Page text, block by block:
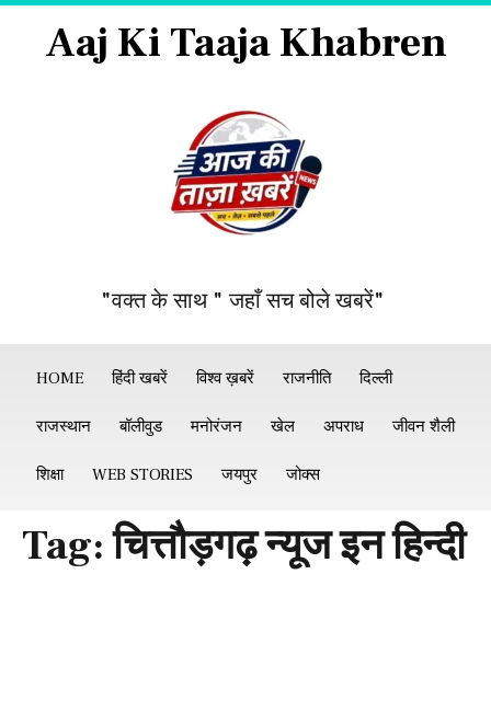
Aaj Ki Taaja Khabren
"वक्त के साथ " जहाँ सच बोले खबरें"
HOME हिंदी खबरें विश्व ख़बरें राजनीति दिल्ली
राजस्थान बॉलीवुड मनोरंजन खेल अपराध जीवन शैली
शिक्षा WEB STORIES जयपुर जोक्स
Tag:चित्तौड़गढ़ न्यूज इन हिन्दी